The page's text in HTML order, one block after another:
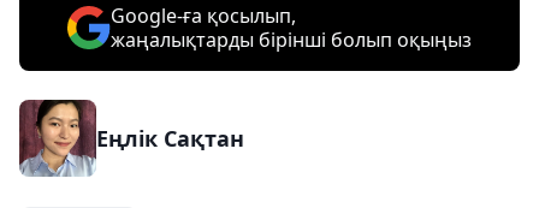
Google-ға қосылып,
жаңалықтарды бірінші болып оқыңыз
Еңлік Сақтан